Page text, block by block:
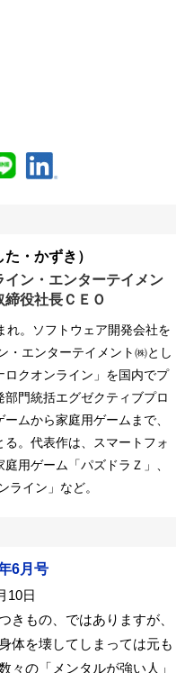
た・かずき）
イン・エンターテイメン
締役社長ＣＥＯ
れ。ソフトウェア開発会社を
・エンターテイメント㈱とし
クオンライン」を国内でプ
門統括エグゼクティブプロ
ムから家庭用ゲームまで、
。代表作は、スマートフォ
用ゲーム「パズドラＺ」、
ライン」など。
6月号
10日
きもの、ではありますが、
体を壊してしまっては元も
々の「メンタルが強い人」